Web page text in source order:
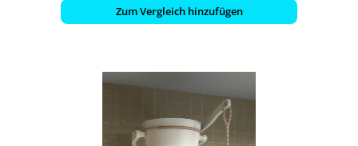
Zum Vergleich hinzufügen